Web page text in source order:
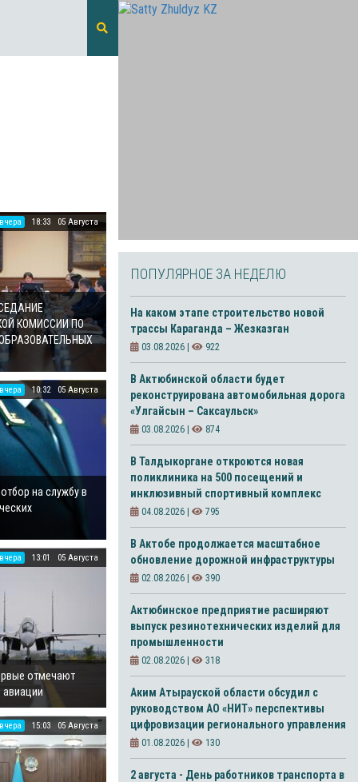
вчера 18:33 05 Августа
КОМИССИИ ПО
вчера 10:3205 Августа
на службу в
вчера 13:01 05 Августа
отмечают
вчера 15:03 05 Августа
ПОПУЛЯРНОЕ ЗА НЕДЕЛЮ
На каком этапе строительство новой
трассы Караганда – Жезказган
03.08.2026 | 922
В Актюбинской области будет
реконструирована автомобильная дорога
«Улгайсын – Саксаульск»
03.08.2026 | 874
В Талдыкоргане откроются новая
поликлиника на 500 посещений и
инклюзивный спортивный комплекс
04.08.2026 | 795
В Актобе продолжается масштабное
обновление дорожной инфраструктуры
02.08.2026 | 390
Актюбинское предприятие расширяют
выпуск резинотехнических изделий для
промышленности
02.08.2026 | 318
Аким Атырауской области обсудил с
руководством АО «НИТ» перспективы
цифровизации регионального управления
01.08.2026 | 130
2 августа - День работников транспорта в